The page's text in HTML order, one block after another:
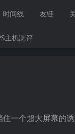
时间线 友链
主机测评
一个超大屏幕的